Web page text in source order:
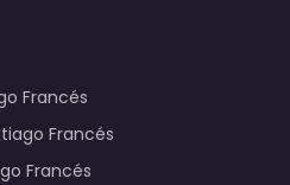
Francés
Francés
Francés